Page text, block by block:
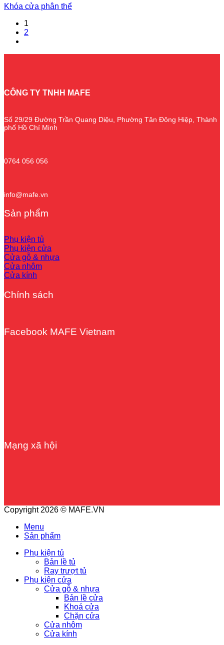
Khóa cửa phân thể
1
2
CÔNG TY TNHH MAFE
Số 29/29 Đường Trần Quang Diệu, Phường Tân Đông Hiệp, Thành
phố Hồ Chí Minh
0764 056 056
info@mafe.vn
Sản phẩm
Phụ kiện tủ
Phụ kiện cửa
Cửa gỗ & nhựa
Cửa nhôm
Cửa kính
Chính sách
Facebook MAFE Vietnam
Mạng xã hội
Copyright 2026 © MAFE.VN
Menu
Sản phẩm
Phụ kiện tủ
Bản lề tủ
Ray trượt tủ
Phụ kiện cửa
Cửa gỗ & nhựa
Bản lề cửa
Khoá cửa
Chặn cửa
Cửa nhôm
Cửa kính